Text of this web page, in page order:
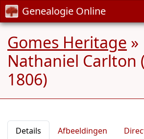
Genealogie Online
Gomes Heritage »
Nathaniel Carlton
1806)
Details Afbeeldingen